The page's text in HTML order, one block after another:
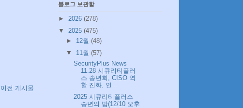
이전 게시물
블로그 보관함
► 2026 (278)
▼ 2025 (475)
► 12월 (48)
▼ 11월 (57)
SecurityPlus News
11.28 시큐리티플러
스 송년회, CISO 역
할 진화, 인...
2025 시큐리티플러스
송년의 밤(12/10 오후